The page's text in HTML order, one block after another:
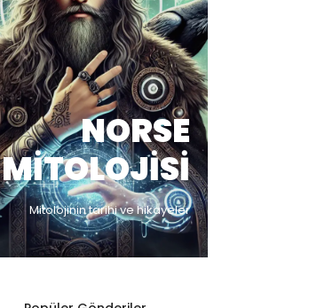
NORSE
MITOLOJISI
Mitolojinin tarihi ve hikayeler